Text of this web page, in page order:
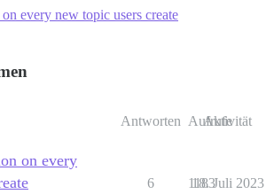
every new topic users create
Antworten Aufrufe
Aktivität
on every
6 1183
18. Juli 2023